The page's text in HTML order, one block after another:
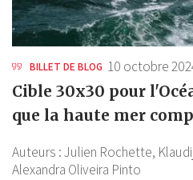
BILLET DE BLOG 10 octobre
Cible 30x30 pour
que la haute mer
Auteurs :Julien Rochette,
Alexandra Oliveira Pinto